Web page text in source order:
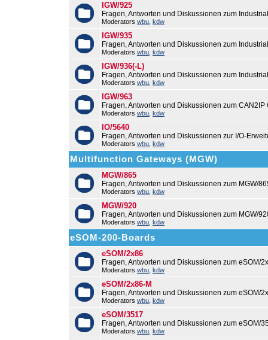
IGW/925
Fragen, Antworten und Diskussionen zum
Moderators wbu kdw
IGW/935
Fragen, Antworten und Diskussionen zum
Moderators wbu kdw
IGW/936(-L)
Fragen, Antworten und Diskussionen zum
Moderators wbu kdw
IGW/963
Fragen, Antworten und Diskussionen zum CAN2IP
Moderators wbu kdw
IO/5640
Fragen, Antworten und Diskussionen zur I/O-
Moderators wbu kdw
Multifunction Gateways (MGW)
MGW/865
Fragen, Antworten und Diskussionen zum MGW/
Moderators wbu kdw
MGW/920
Fragen, Antworten und Diskussionen zum MGW/
Moderators wbu kdw
eSOM-200-Boards
eSOM/2x86
Fragen, Antworten und Diskussionen zum eSOM/
Moderators wbu kdw
eSOM/2x86-M
Fragen, Antworten und Diskussionen zum eSOM/
Moderators wbu kdw
eSOM/3517
Fragen, Antworten und Diskussionen zum eSOM/
Moderators wbu kdw